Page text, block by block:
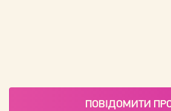
ПОВІДОМИТИ